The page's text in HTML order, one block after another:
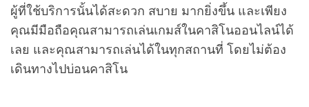
ผู้ที่ใช้บริการนั้นได้สะดวก สบาย มากยิ่งขึ้น และเพียง
คุณมีมือถือคุณสามารถเล่นเกมส์ในคาสิโนออนไลน์ได้
เลย และคุณสามารถเล่นได้ในทุกสถานที่ โดยไม่ต้อง
เดินทางไปบ่อนคาสิโน